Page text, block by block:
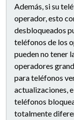
Además, si su
operador, esto
desbloqueados
teléfonos de los
pueden no tener
operadores
para teléfonos
actualizaciones,
teléfonos
totalmente